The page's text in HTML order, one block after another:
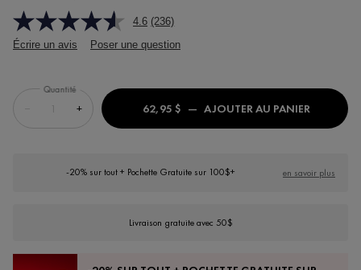
4.6 (236)
Écrire un avis
Poser une question
Quantité
+ 62,95 $ ― AJOUTER AU PANIER
-20% sur tout + Pochette Gratuite sur 100$+ en savoir plus
Livraison gratuite avec 50$